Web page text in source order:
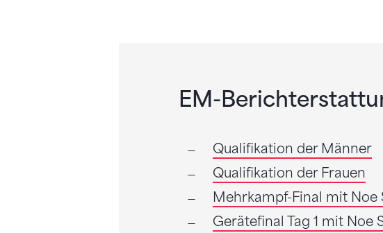
EM-
Qualifikation der Männer
Qualifikation der Frauen
Mehrkampf-Final mit Noe
Gerätefinal Tag 1 mit Noe